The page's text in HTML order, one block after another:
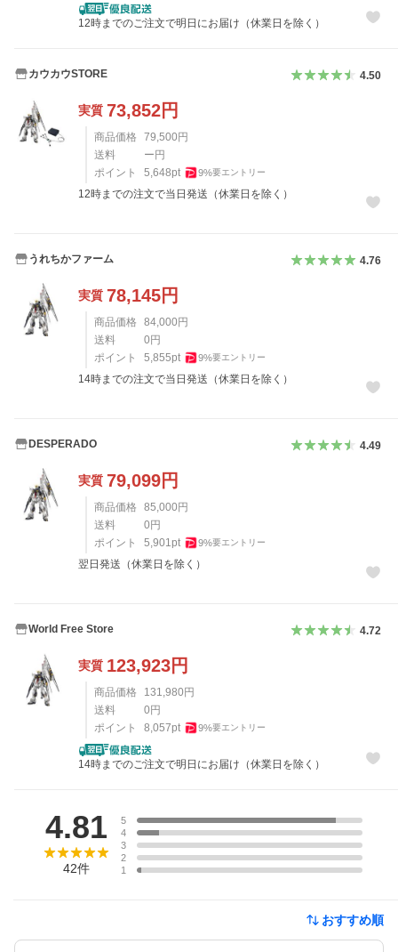
12時までのご注文で明日にお届け（休業日を除く）
カウカウSTORE 4.50
実質 73,852円
商品価格 79,500円
送料
ー円
ポイント
5,648pt 9%要エントリー
12時までの注文で当日発送（休業日を除く）
うれちかファーム 4.76
実質 78,145円
商品価格 84,000円
送料
0円
ポイント
5,855pt 9%要エントリー
14時までの注文で当日発送（休業日を除く）
DESPERADO 4.49
実質 79,099円
商品価格 85,000円
送料
0円
ポイント
5,901 pt 9%要エントリー
翌日発送（休業日を除く）
World Free Store 4.72
実質 123,923円
商品価格 131,980円
送料
0円
ポイント
8,057pt 9%要エントリー
14時までのご注文で明日にお届け（休業日を除く）
4.81
42件
5
4
3
2
1
おすすめ順